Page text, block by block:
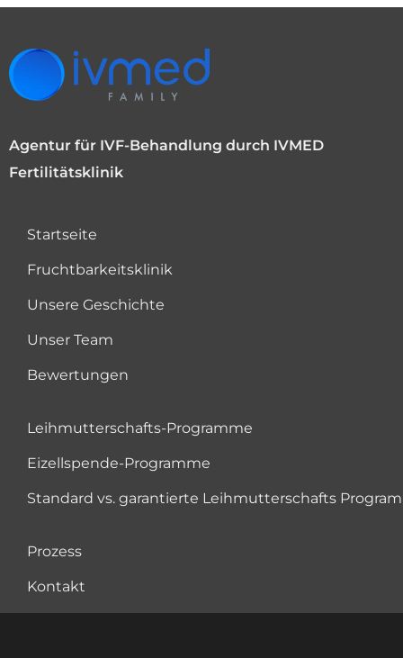
Agentur für IVF-Behandlung durch IVMED
Fertilitätsklinik
Startseite
Fruchtbarkeitsklinik
Unsere Geschichte
Unser Team
Bewertungen
Leihmutterschafts-Programme
Eizellspende-Programme
Standard vs. garantierte Leihmutterschafts
Prozess
Kontakt